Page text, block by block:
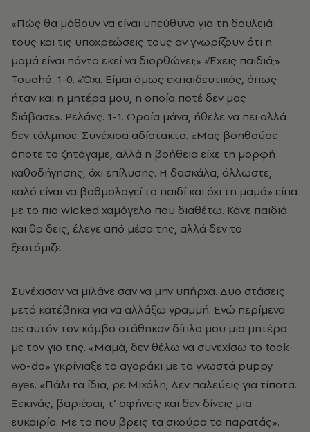
«Πώς θα μάθουν να είναι υπεύθυνα για τη δουλειά
τους και τις υποχρεώσεις τους αν γνωρίζουν ότι η
μαμά είναι πάντα εκεί να διορθώνει;» «Έχεις παιδιά;»
Touché. 1-0. «Όχι. Είμαι όμως εκπαιδευτικός, όπως
ήταν και η μητέρα μου, η οποία ποτέ δεν μας
διάβασε». Ρελάνς. 1-1. Ωραία μάνα, ήθελε να πει αλλά
δεν τόλμησε. Συνέχισα αδίστακτα. «Μας βοηθούσε
όποτε το ζητάγαμε, αλλά η βοήθεια είχε τη μορφή
καθοδήγησης, όχι επίλυσης. Η δασκάλα, άλλωστε,
καλό είναι να βαθμολογεί το παιδί και όχι τη μαμά» είπα
με το πιο wicked χαμόγελο που διαθέτω. Κάνε παιδιά
και θα δεις, έλεγε από μέσα της, αλλά δεν το
ξεστόμιζε.
Συνέχισαν να μιλάνε σαν να μην υπήρχα. Δυο στάσεις
μετά κατέβηκα για να αλλάξω γραμμή. Ενώ περίμενα
σε αυτόν τον κόμβο στάθηκαν δίπλα μου μια μητέρα
με τον γιο της. «Μαμά, δεν θέλω να συνεχίσω το taek-
wo-do» γκρίνιαξε το αγοράκι με τα γνωστά puppy
eyes. «Πάλι τα ίδια, ρε Μιχάλη; Δεν παλεύεις για τίποτα.
Ξεκινάς, βαριέσαι, τ’ αφήνεις και δεν δίνεις μια
ευκαιρία. Με το που βρεις τα σκούρα τα παρατάς».